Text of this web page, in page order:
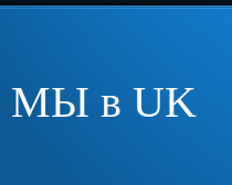
МЫ в UK